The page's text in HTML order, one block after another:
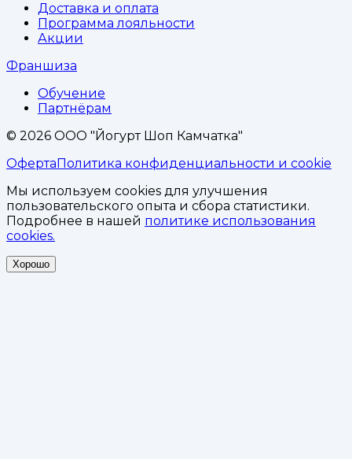
Доставка и оплата
Программа лояльности
Акции
Франшиза
Обучение
Партнёрам
© 2026 ООО "Йогурт Шоп Камчатка"
ОфертаПолитика конфиденциальности и cookie
Мы используем cookies для улучшения
пользовательского опыта и сбора статистики.
Подробнее в нашей политике использования
cookies.
Хорошо